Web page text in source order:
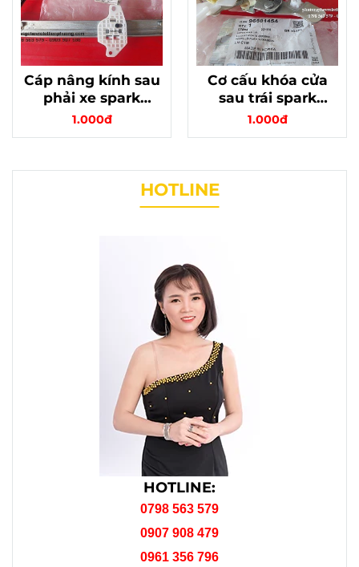
Cáp nâng kính sau
phải xe spark
m300 chính hãng
1.000đ
Cơ cấu khóa cửa
sau trái spark
m200 matiz 3 phần
1.000đ
HOTLINE
HOTLINE:
0798 563 579
0907 908 479
0961 356 796